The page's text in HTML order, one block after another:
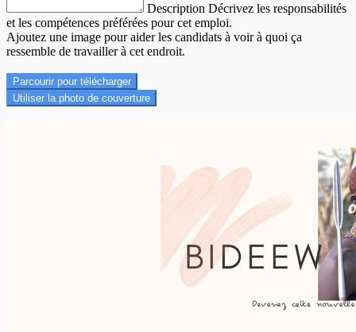
Description Décrivez les responsabilités
et les compétences préférées pour cet emploi.
Ajoutez une image pour aider les candidats à voir à quoi ça
ressemble de travailler à cet endroit.
Parcourir pour télécharger
Utiliser la photo de couverture